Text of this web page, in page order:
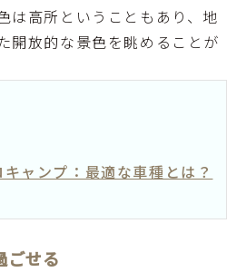
は高所ということもあり、地
開放的な景色を眺めることが
ャンプ：最適な車種とは？
ごせる